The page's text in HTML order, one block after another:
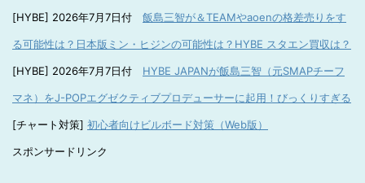
[HYBE] 2026年7月7日付 飯島三智が＆TEAMやaoenの格差売りをす
る可能性は？日本版ミン・ヒジンの可能性は？HYBE スタエン買収は？
[HYBE] 2026年7月7日付 HYBE JAPANが飯島三智（元SMAPチーフ
マネ）をJ-POPエグゼクティブプロデューサーに起用！びっくりすぎる
[チャート対策] 初心者向けビルボード対策（Web版）
スポンサードリンク